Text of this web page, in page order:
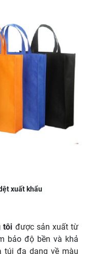
xuất khẩu
tôi được sản xuất từ
bảo độ bền và khả
túi đa dạng về màu